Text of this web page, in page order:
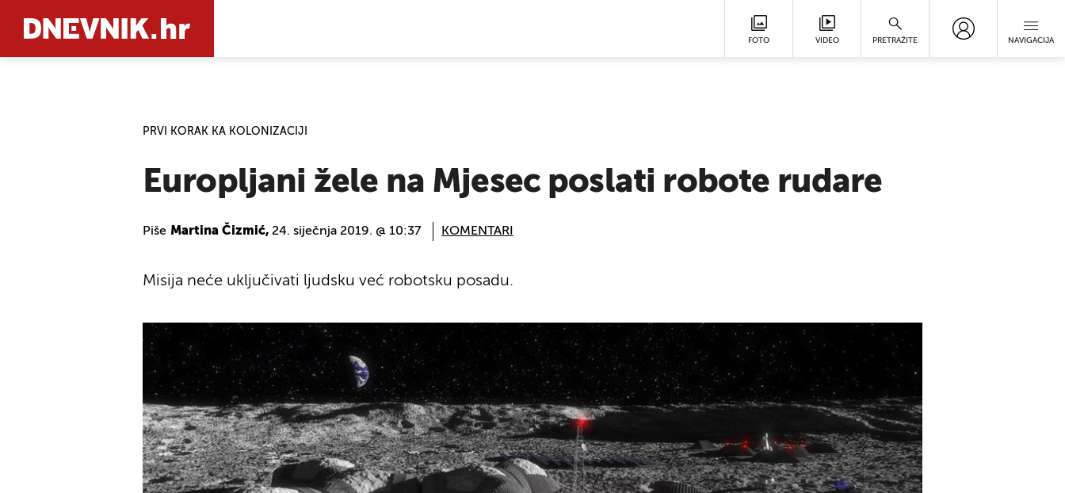
FOTO VIDEO PRETRAŽITE NAVIGACIJA
PRVI KORAK KA KOLONIZACIJI
Europljani žele na Mjesec poslati robote rudare
Piše Martina Čizmić, 24. siječnja 2019. @ 10:37 KOMENTARI
Misija neće uključivati ljudsku već robotsku posadu.